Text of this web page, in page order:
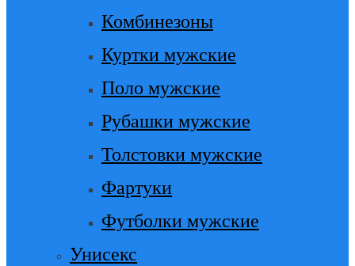
Комбинезоны
Куртки мужские
Поло мужские
Рубашки мужские
Толстовки мужские
Фартуки
Футболки мужские
Унисекс